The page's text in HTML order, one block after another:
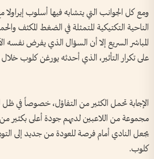
ومع كل الجوانب التي يتشابه فيها أسلوب
الناحية التكتيكية المتمثلة في الضغط المكثف
المباشر السريع إلا أن السؤال الذي يفرض نفسه
على تكرار التأثير، الذي أحدثه يورغن كلوب خلال
الإجابة تحمل الكثير من التفاؤل، خصوصاً في ظل
مجموعة من اللاعبين لديهم جودة أعلى بكثير
يجعل النادي أمام فرصة للعودة من جديد إلى
كلوب.